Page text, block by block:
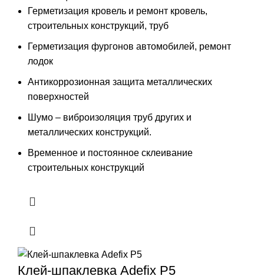
Герметизация кровель и ремонт кровель,
строительных конструкций, труб
Герметизация фургонов автомобилей, ремонт
лодок
Антикоррозионная защита металлических
поверхностей
Шумо – виброизоляция труб других и
металлических конструкций.
Временное и постоянное склеивание
строительных конструкций
Клей-шпаклевка Adefix P5